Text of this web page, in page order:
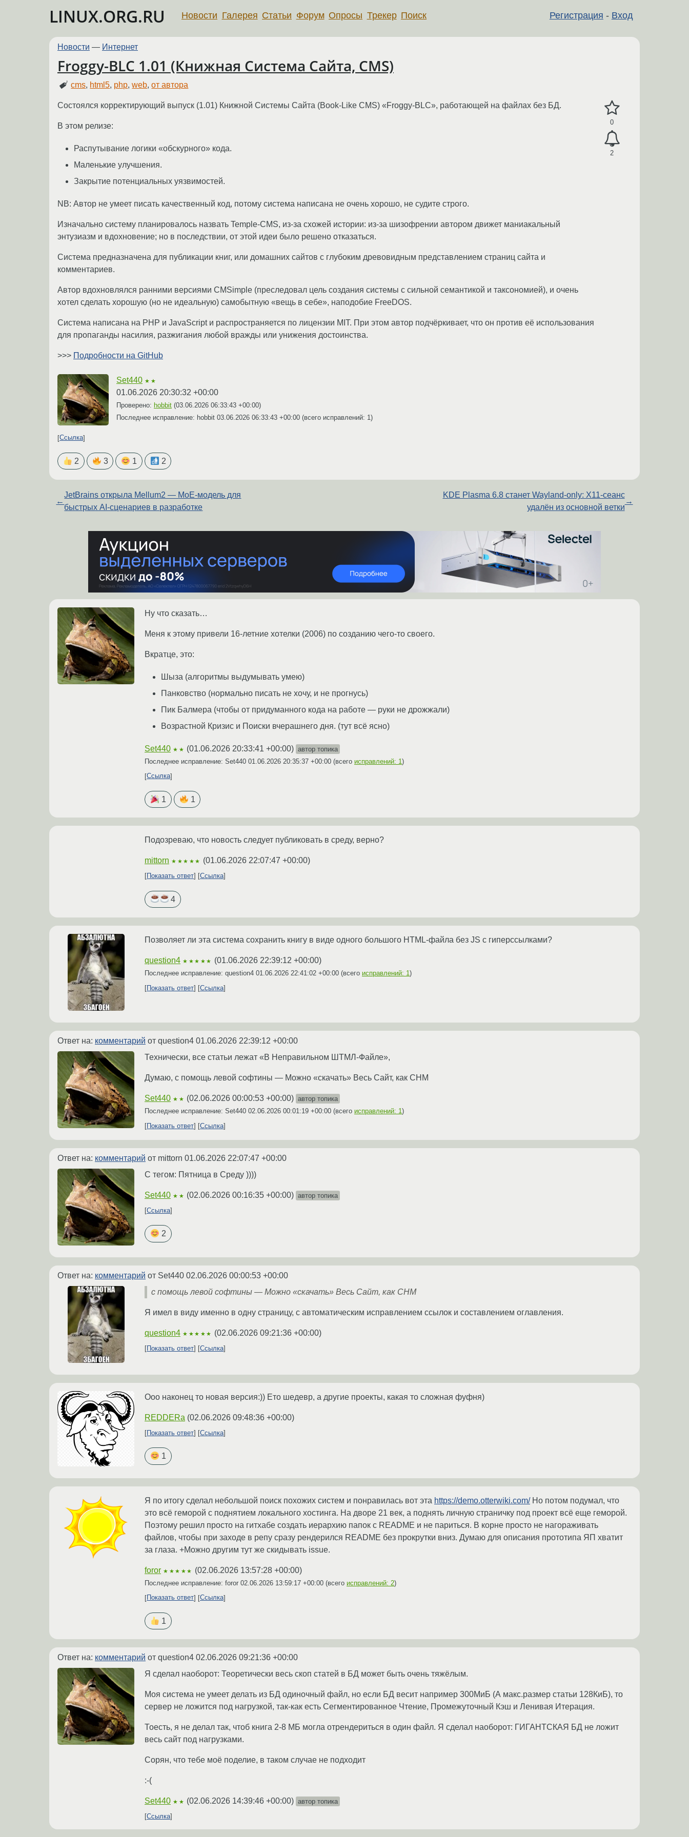
LINUX.ORG.RU Регистрация - Вход
Новости Галерея Статьи Форум Опросы Трекер Поиск
Новости — Интернет
Froggy-BLC 1.01 (Книжная Система Сайта, CMS)
cms, html5, php,web,от автора
0
2
Состоялся корректирующий выпуск (1.01) Книжной Системы Сайта (Book-Like CMS) «Froggy-BLC», работающей на файлах без БД.
В этом релизе:
Распутывание логики «обскурного» кода.
Маленькие улучшения.
Закрытие потенциальных уязвимостей.
NB: Автор не умеет писать качественный код, потому система написана не очень хорошо, не судите строго.
Изначально систему планировалось назвать Temple-CMS, из-за схожей истории: из-за шизофрении автором движет маниакальный
энтузиазм и вдохновение; но в последствии, от этой идеи было решено отказаться.
Система предназначена для публикации книг, или домашних сайтов с глубоким древовидным представлением страниц сайта и
комментариев.
Автор вдохновлялся ранними версиями CMSimple (преследовал цель создания системы с сильной семантикой и таксономией), и очень
хотел сделать хорошую (но не идеальную) самобытную «вещь в себе», наподобие FreeDOS.
Система написана на PHP и JavaScript и распространяется по лицензии MIT. При этом автор подчёркивает, что он против её использования
для пропаганды насилия, разжигания любой вражды или унижения достоинства.
>>> Подробности на GitHub
Set440 ★★
01.06.2026 20:30:32 +00:00
Проверено: hobbit (03.06.2026 06:33:43 +00:00)
Последнее исправление: hobbit 03.06.2026 06:33:43 +00:00 (всего исправлений: 1)
Ссылка
2 3 1 2
←
JetBrains открыла Mellum2 — MoE-модель для
быстрых AI-сценариев в разработке
KDE Plasma 6.8 станет Wayland-only: X11-сеанс
удалён из основной ветки
→
Ну что сказать…
Меня к этому привели 16-летние хотелки (2006) по созданию чего-то своего.
Вкратце, это:
Шыза (алгоритмы выдумывать умею)
Панковство (нормально писать не хочу, и не прогнусь)
Пик Балмера (чтобы от придуманного кода на работе — руки не дрожжали)
Возрастной Кризис и Поиски вчерашнего дня. (тут всё ясно)
Set440 ★★ (01.06.2026 20:33:41 +00:00) автор топика
Последнее исправление: Set440 01.06.2026 20:35:37 +00:00 (всего исправлений: 1)
Ссылка
1 1
Подозреваю, что новость следует публиковать в среду, верно?
mittorn ★★★★★ (01.06.2026 22:07:47 +00:00)
Показать ответ Ссылка
4
Позволяет ли эта система сохранить книгу в виде одного большого HTML-файла без JS с гиперссылками?
question4 ★★★★★ (01.06.2026 22:39:12 +00:00)
Последнее исправление: question4 01.06.2026 22:41:02 +00:00 (всего исправлений: 1)
Показать ответ
Ссылка
Ответ на: комментарий от question4 01.06.2026 22:39:12 +00:00
Технически, все статьи лежат «В Неправильном ШТМЛ-Файле»,
Думаю, с помощь левой софтины — Можно «скачать» Весь Сайт, как CHM
Set440 ★★ (02.06.2026 00:00:53 +00:00) автор топика
Последнее исправление: Set440 02.06.2026 00:01:19 +00:00 (всего исправлений: 1)
Показать ответ
Ссылка
Ответ на: комментарий от mittorn 01.06.2026 22:07:47 +00:00
С тегом: Пятница в Среду ))))
Set440 ★★ (02.06.2026 00:16:35 +00:00) автор топика
Ссылка
2
Ответ на: комментарий от Set440 02.06.2026 00:00:53 +00:00
с помощь левой софтины — Можно «скачать» Весь Сайт, как CHM
Я имел в виду именно в одну страницу, с автоматическим исправлением ссылок и составлением оглавления.
question4 ★★★★★ (02.06.2026 09:21:36 +00:00)
Показать ответ Ссылка
Ооо наконец то новая версия:)) Ето шедевр, а другие проекты, какая то сложная фуфня)
REDDERa (02.06.2026 09:48:36 +00:00)
Показать ответ Ссылка
1
Я по итогу сделал небольшой поиск похожих систем и понравилась вот эта https://demo.otterwiki.com/Но потом подумал, что
это всё геморой с поднятием локального хостинга. На дворе 21 век, а поднять личную страничку под проект всё еще геморой.
Поэтому решил просто на гитхабе создать иерархию папок с README и не париться. В корне просто не нагораживать
файлов, чтобы при заходе в репу сразу рендерился README без прокрутки вниз. Думаю для описания прототипа ЯП хватит
за глаза. +Можно другим тут же скидывать issue.
foror ★★★★★ (02.06.2026 13:57:28 +00:00)
Последнее исправление: foror 02.06.2026 13:59:17 +00:00 (всего исправлений: 2)
Показать ответ
Ссылка
1
Ответ на: комментарий от question4 02.06.2026 09:21:36 +00:00
Я сделал наоборот: Теоретически весь скоп статей в БД может быть очень тяжёлым.
Моя система не умеет делать из БД одиночный файл, но если БД весит например 300МиБ (А макс.размер статьи 128КиБ), то
сервер не ложится под нагрузкой, так-как есть Сегментированное Чтение, Промежуточный Кэш и Ленивая Итерация.
Тоесть, я не делал так, чтоб книга 2-8 МБ могла отрендериться в один файл. Я сделал наоборот: ГИГАНТСКАЯ БД не ложит
весь сайт под нагрузками.
Сорян, что тебе моё поделие, в таком случае не подходит
:-(
Set440 ★★ (02.06.2026 14:39:46 +00:00) автор топика
Ссылка